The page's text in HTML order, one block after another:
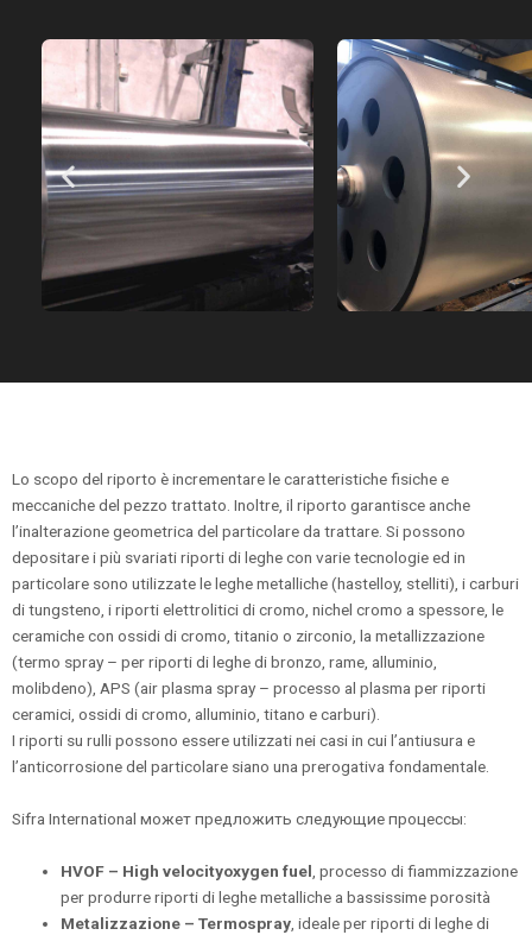
Lo scopo del riporto è incrementare le caratteristiche fisiche e
meccaniche del pezzo trattato. Inoltre, il riporto garantisce anche
l’inalterazione geometrica del particolare da trattare. Si possono
depositare i più svariati riporti di leghe con varie tecnologie ed in
particolare sono utilizzate le leghe metalliche (hastelloy, stelliti), i carburi
di tungsteno, i riporti elettrolitici di cromo, nichel cromo a spessore, le
ceramiche con ossidi di cromo, titanio o zirconio, la metallizzazione
(termo spray – per riporti di leghe di bronzo, rame, alluminio,
molibdeno), APS (air plasma spray – processo al plasma per riporti
ceramici, ossidi di cromo, alluminio, titano e carburi).
I riporti su rulli possono essere utilizzati nei casi in cui l’antiusura e
l’anticorrosione del particolare siano una prerogativa fondamentale.
Sifra International может предложить следующие процессы:
HVOF – High velocityoxygen fuel , processo di fiammizzazione
per produrre riporti di leghe metalliche a bassissime porosità
Metalizzazione – Termospray , ideale per riporti di leghe di